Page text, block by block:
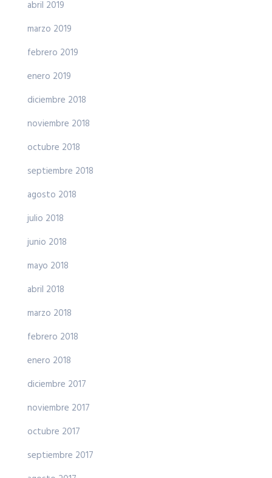
abril 2019
marzo 2019
febrero 2019
enero 2019
diciembre 2018
noviembre 2018
octubre 2018
septiembre 2018
agosto 2018
julio 2018
junio 2018
mayo 2018
abril 2018
marzo 2018
febrero 2018
enero 2018
diciembre 2017
noviembre 2017
octubre 2017
septiembre 2017